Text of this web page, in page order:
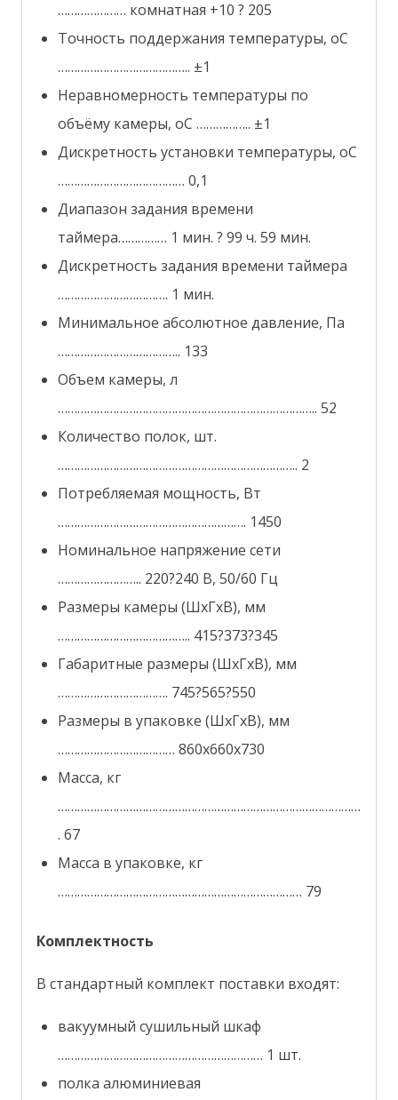
………………… комнатная +10 ? 205
Точность поддержания температуры, oС
………………………………….. ±1
Неравномерность температуры по
объёму камеры, oС …………….. ±1
Дискретность установки температуры, oС
………………………………… 0,1
Диапазон задания времени
таймера…………… 1 мин. ? 99 ч. 59 мин.
Дискретность задания времени таймера
……………………………. 1 мин.
Минимальное абсолютное давление, Па
……………………………….. 133
Объем камеры, л
…………………………………………………………………….. 52
Количество полок, шт.
……………………………………………………………….. 2
Потребляемая мощность, Вт
…………………………………………………. 1450
Номинальное напряжение сети
…………………….. 220?240 В, 50/60 Гц
Размеры камеры (ШхГхВ), мм
………………………………….. 415?373?345
Габаритные размеры (ШхГхВ), мм
……………………………. 745?565?550
Размеры в упаковке (ШхГхВ), мм
……………………………… 860х660х730
Масса, кг
…………………………………………………………………………………
. 67
Масса в упаковке, кг
………………………………………………………………… 79
Комплектность
В стандартный комплект поставки входят:
вакуумный сушильный шкаф
……………………………………………………… 1 шт.
полка алюминиевая